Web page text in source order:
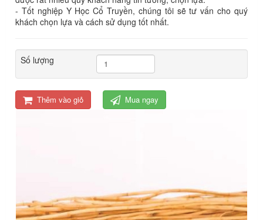
- Tốt nghiệp Y Học Cổ Truyền, chúng tôi sẽ tư vấn cho quý
khách chọn lựa và cách sử dụng tốt nhất.
Số lượng
Thêm vào giỏ Mua ngay